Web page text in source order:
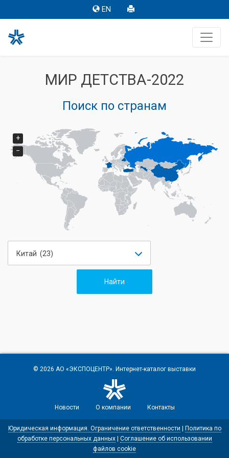
EN
МИР ДЕТСТВА-2022
Поиск по странам
+
−
Китай (23)
© 2026 АО «ЭКСПОЦЕНТР». Интернет-каталог выставки
Новости О компании Контакты
Юридическая информация. Ограничение ответственности
Политика по
обработке персональных данных| Соглашение об использовании
файлов cookie